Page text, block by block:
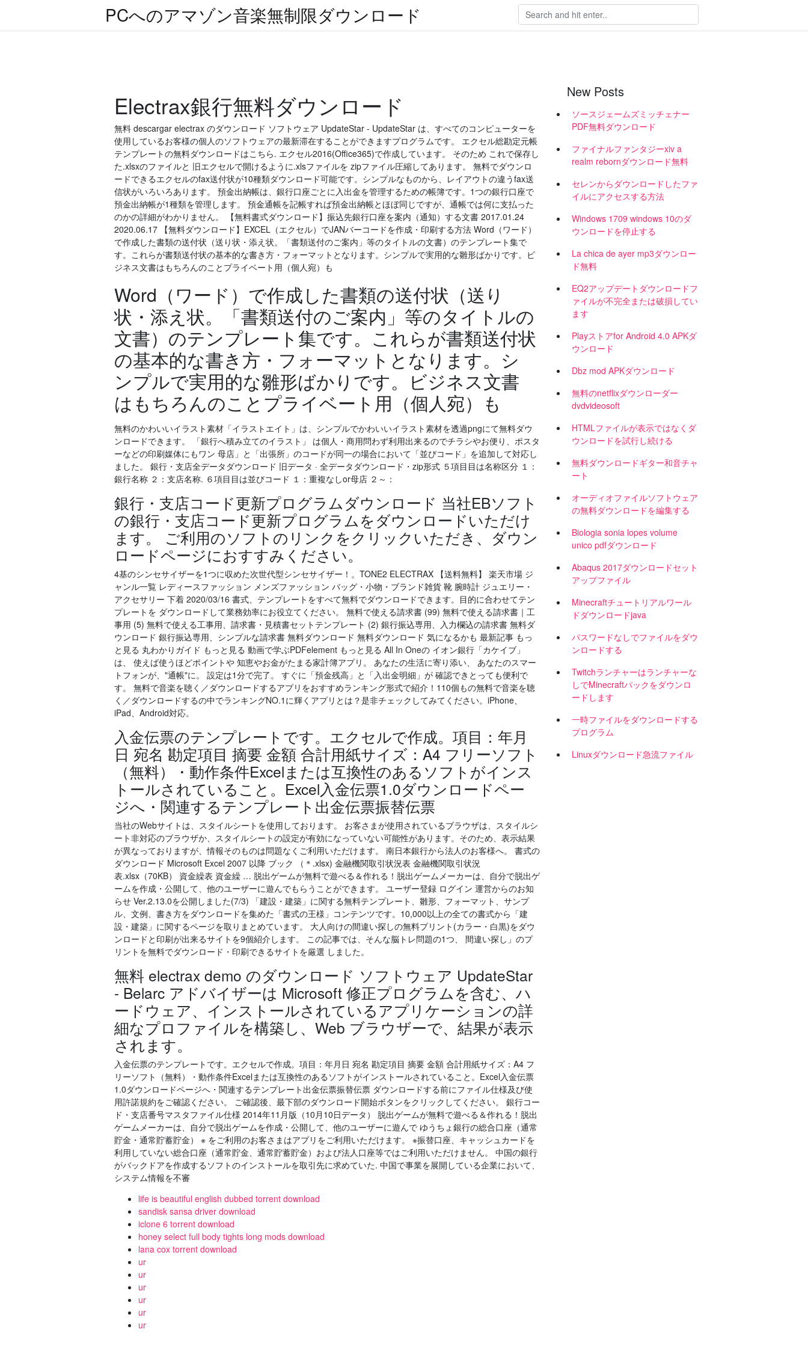
PCへのアマゾン音楽無制限ダウンロード
Electrax銀行無料ダウンロード
無料 descargar electrax のダウンロード ソフトウェア UpdateStar - UpdateStar は、すべてのコンピューターを
使用しているお客様の個人のソフトウェアの最新滞在することができますプログラムです。 エクセル総勘定元帳
テンプレートの無料ダウンロードはこちら. エクセル2016(Office365)で作成しています。 そのため これで保存し
た.xlsxのファイルと 旧エクセルで開けるように.xlsファイルを zipファイル圧縮してあります。 無料でダウンロ
ードできるエクセルのfax送付状が10種類ダウンロード可能です。シンプルなものから、レイアウトの違うfax送
信状がいろいろあります。 預金出納帳は、銀行口座ごとに入出金を管理するための帳簿です。1つの銀行口座で
預金出納帳が1種類を管理します。 預金通帳を記帳すれば預金出納帳とほぼ同じですが、通帳では何に支払った
のかの詳細がわかりません。 【無料書式ダウンロード】振込先銀行口座を案内（通知）する文書 2017.01.24
2020.06.17 【無料ダウンロード】EXCEL（エクセル）でJANバーコードを作成・印刷する方法 Word（ワード）
で作成した書類の送付状（送り状・添え状。「書類送付のご案内」等のタイトルの文書）のテンプレート集で
す。これらが書類送付状の基本的な書き方・フォーマットとなります。シンプルで実用的な雛形ばかりです。ビ
ジネス文書はもちろんのことプライベート用（個人宛）も
Word（ワード）で作成した書類の送付状（送り
状・添え状。「書類送付のご案内」等のタイトルの
文書）のテンプレート集です。これらが書類送付状
の基本的な書き方・フォーマットとなります。シ
ンプルで実用的な雛形ばかりです。ビジネス文書
はもちろんのことプライベート用（個人宛）も
無料のかわいいイラスト素材「イラストエイト」は、シンプルでかわいいイラスト素材を透過pngにて無料ダウ
ンロードできます。 「銀行へ積み立てのイラスト」 は個人・商用問わず利用出来るのでチラシやお便り、ポスタ
ーなどの印刷媒体にもワン 母店」と「出張所」のコードが同一の場合において「並びコード」を追加して対応し
ました。 銀行・支店全データダウンロード 旧データ · 全データダウンロード・zip形式 ５項目目は名称区分 １：
銀行名称 ２：支店名称. ６項目目は並びコード １：重複なしor母店 ２～：
銀行・支店コード更新プログラムダウンロード 当社EBソフト
の銀行・支店コード更新プログラムをダウンロードいただけ
ます。 ご利用のソフトのリンクをクリックいただき、ダウン
ロードページにおすすみください。
4基のシンセサイザーを1つに収めた次世代型シンセサイザー！。TONE2 ELECTRAX 【送料無料】 楽天市場 ジ
ャンル一覧 レディースファッション メンズファッション バッグ・小物・ブランド雑貨 靴 腕時計 ジュエリー・
アクセサリー 下着 2020/03/16 書式、テンプレートをすべて無料でダウンロードできます。目的に合わせてテン
プレートを ダウンロードして業務効率にお役立てください。 無料で使える請求書 (99) 無料で使える請求書｜工
事用 (5) 無料で使える工事用、請求書・見積書セットテンプレート (2) 銀行振込専用、入力欄込の請求書 無料ダ
ウンロード 銀行振込専用、シンプルな請求書 無料ダウンロード 無料ダウンロード 気になるかも 最新記事 もっ
と見る 丸わかりガイド もっと見る 動画で学ぶPDFelement もっと見る All In Oneの イオン銀行「カケイブ」
は、 使えば使うほどポイントや 知恵やお金がたまる家計簿アプリ。 あなたの生活に寄り添い、 あなたのスマー
トフォンが、"通帳"に。 設定は1分で完了。 すぐに「預金残高」と「入出金明細」が 確認できとっても便利で
す。 無料で音楽を聴く／ダウンロードするアプリをおすすめランキング形式で紹介！110個もの無料で音楽を聴
く／ダウンロードするの中でランキングNO.1に輝くアプリとは？是非チェックしてみてください。iPhone、
iPad、Android対応。
入金伝票のテンプレートです。エクセルで作成。項目：年月
日 宛名 勘定項目 摘要 金額 合計用紙サイズ：A4 フリーソフト
（無料）・動作条件Excelまたは互換性のあるソフトがインス
トールされていること。Excel入金伝票1.0ダウンロードペー
ジへ・関連するテンプレート出金伝票振替伝票
当社のWebサイトは、スタイルシートを使用しております。 お客さまが使用されているブラウザは、スタイルシ
ート非対応のブラウザか、スタイルシートの設定が有効になっていない可能性があります。そのため、表示結果
が異なっておりますが、情報そのものは問題なくご利用いただけます。 南日本銀行から法人のお客様へ。 書式の
ダウンロード Microsoft Excel 2007 以降 ブック （＊.xlsx) 金融機関取引状況表 金融機関取引状況
表.xlsx（70KB） 資金繰表 資金繰 … 脱出ゲームが無料で遊べる＆作れる！脱出ゲームメーカーは、自分で脱出ゲ
ームを作成・公開して、他のユーザーに遊んでもらうことができます。 ユーザー登録 ログイン 運営からのお知
らせ Ver.2.13.0を公開しました(7/3) 「建設・建築」に関する無料テンプレート、雛形、フォーマット、サンプ
ル、文例、書き方をダウンロードを集めた「書式の王様」コンテンツです。10,000以上の全ての書式から「建
設・建築」に関するページを取りまとめています。 大人向けの間違い探しの無料プリント(カラー・白黒)をダウ
ンロードと印刷が出来るサイトを9個紹介します。 この記事では、そんな脳トレ問題の1つ、 間違い探し」のプ
リントを無料でダウンロード・印刷できるサイトを厳選 しました。
無料 electrax demo のダウンロード ソフトウェア UpdateStar
- Belarc アドバイザーは Microsoft 修正プログラムを含む、ハ
ードウェア、インストールされているアプリケーションの詳
細なプロファイルを構築し、Web ブラウザーで、結果が表示
されます。
入金伝票のテンプレートです。エクセルで作成。項目：年月日 宛名 勘定項目 摘要 金額 合計用紙サイズ：A4 フ
リーソフト（無料）・動作条件Excelまたは互換性のあるソフトがインストールされていること。Excel入金伝票
1.0ダウンロードページへ・関連するテンプレート出金伝票振替伝票 ダウンロードする前にファイル仕様及び使
用許諾規約をご確認ください。 ご確認後、最下部のダウンロード開始ボタンをクリックしてください。 銀行コー
ド・支店番号マスタファイル仕様 2014年11月版（10月10日データ） 脱出ゲームが無料で遊べる＆作れる！脱出
ゲームメーカーは、自分で脱出ゲームを作成・公開して、他のユーザーに遊んで ゆうちょ銀行の総合口座（通常
貯金・通常貯蓄貯金） ※ をご利用のお客さまはアプリをご利用いただけます。 ※振替口座、キャッシュカードを
利用していない総合口座（通常貯金、通常貯蓄貯金）および法人口座等ではご利用いただけません。 中国の銀行
がバックドアを作成するソフトのインストールを取引先に求めていた. 中国で事業を展開している企業において、
システム情報を不審
life is beautiful english dubbed torrent download
sandisk sansa driver download
iclone 6 torrent download
honey select full body tights long mods download
lana cox torrent download
ur
ur
ur
ur
ur
ur
New Posts
ソースジェームズミッチェナー
PDF無料ダウンロード
ファイナルファンタジーxiv a
realm rebornダウンロード無料
セレンからダウンロードしたファ
イルにアクセスする方法
Windows 1709 windows 10のダ
ウンロードを停止する
La chica de ayer mp3ダウンロー
ド無料
EQ2アップデートダウンロードフ
ァイルが不完全または破損してい
ます
Playストアfor Android 4.0 APKダ
ウンロード
Dbz mod APKダウンロード
無料のnetflixダウンローダー
dvdvideosoft
HTMLファイルが表示ではなくダ
ウンロードを試行し続ける
無料ダウンロードギター和音チャ
ート
オーディオファイルソフトウェア
の無料ダウンロードを編集する
Biologia sonia lopes volume
unico pdfダウンロード
Abaqus 2017ダウンロードセット
アップファイル
Minecraftチュートリアルワール
ドダウンロードjava
パスワードなしでファイルをダウ
ンロードする
Twitchランチャーはランチャーな
しでMinecraftパックをダウンロ
ードします
一時ファイルをダウンロードする
プログラム
Linuxダウンロード急流ファイル